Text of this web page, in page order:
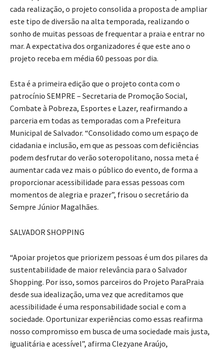
cada realização, o projeto consolida a proposta de ampliar
este tipo de diversão na alta temporada, realizando o
sonho de muitas pessoas de frequentar a praia e entrar no
mar. A expectativa dos organizadores é que este ano o
projeto receba em média 60 pessoas por dia.
Esta é a primeira edição que o projeto conta com o
patrocínio SEMPRE – Secretaria de Promoção Social,
Combate à Pobreza, Esportes e Lazer, reafirmando a
parceria em todas as temporadas com a Prefeitura
Municipal de Salvador. “Consolidado como um espaço de
cidadania e inclusão, em que as pessoas com deficiências
podem desfrutar do verão soteropolitano, nossa meta é
aumentar cada vez mais o público do evento, de forma a
proporcionar acessibilidade para essas pessoas com
momentos de alegria e prazer”, frisou o secretário da
Sempre Júnior Magalhães.
SALVADOR SHOPPING
“Apoiar projetos que priorizem pessoas é um dos pilares da
sustentabilidade de maior relevância para o Salvador
Shopping. Por isso, somos parceiros do Projeto ParaPraia
desde sua idealização, uma vez que acreditamos que
acessibilidade é uma responsabilidade social e com a
sociedade. Oportunizar experiências como essas reafirma
nosso compromisso em busca de uma sociedade mais justa,
igualitária e acessível”, afirma Clezyane Araújo,